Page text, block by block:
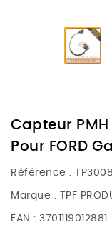
Capteur
Pour FORD
Référence :
Marque : TPF
EAN : 3701119012881